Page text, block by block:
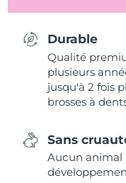
Durable
Qualité
plusieurs
jusqu'à 2 fois
brosses à
Sans
Aucun animal